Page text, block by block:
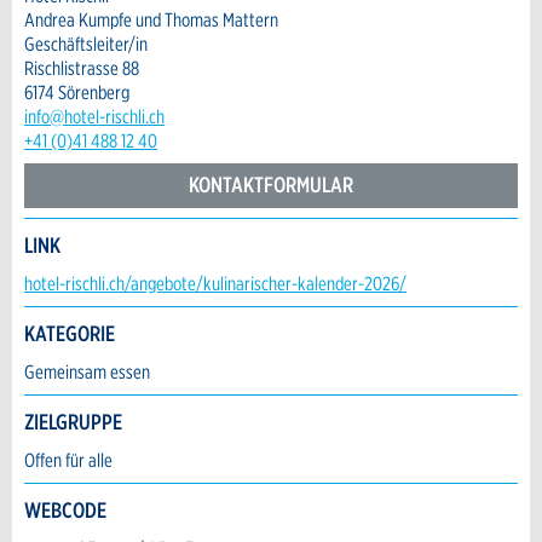
Nachricht
Zur Qualitätssicherung wird eine Kopie der E-
Mail an guidle übermittelt.
NACHRICHT SENDEN
* Eingabe erforderlich
ANZEIGE WEITEREMPFEHLEN
Schliessen
Adresszusatz:
Strasse und Nr. *:
PLZ / Ort *:
E-Mail *:
Telefon *:
Nachricht:
Andrea Kumpfe und Thomas Mattern
Geschäftsleiter/in
Rischlistrasse 88
6174 Sörenberg
info@hotel-rischli.ch
+41 (0)41 488 12 40
KONTAKTFORMULAR
Kontakt
Verfassen Sie eine Nachricht für die Kontaktpersonen dieser
Anzeige.
LINK
hotel-rischli.ch/angebote/kulinarischer-kalender-2026/
KATEGORIE
Gemeinsam essen
ZIELGRUPPE
Offen für alle
WEBCODE